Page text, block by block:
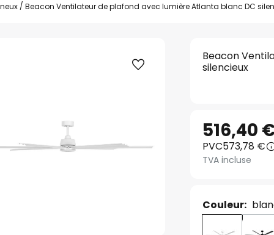
Beacon Ventilateur de plafond avec lumière Atlanta blanc DC
Beacon
silencieux
516,40
PVC573,78 €
TVA incluse
Couleur: